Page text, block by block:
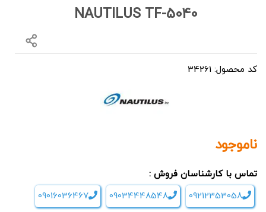
NAUTILUS TF-5040
کد محصول: 34261
ناموجود
تماس با کارشناسان فروش :
09212353058
09034448548
09016036467